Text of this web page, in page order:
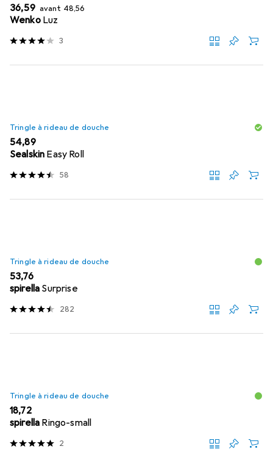
EUR
36,59 avant EUR
48,56
Wenko Luz
3
Tringle à rideau de douche
EUR
54,89
Sealskin Easy Roll
58
Tringle à rideau de douche
EUR
53,76
spirella Surprise
282
Tringle à rideau de douche
EUR
18,72
spirella Ringo-small
2